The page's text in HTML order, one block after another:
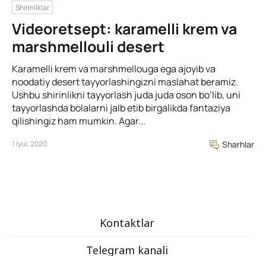
Shirinliklar
Videoretsept: karamelli krem va
marshmellouli desert
Karamelli krem va marshmellouga ega ajoyib va
noodatiy desert tayyorlashingizni maslahat beramiz.
Ushbu shirinlikni tayyorlash juda juda oson bo’lib, uni
tayyorlashda bolalarni jalb etib birgalikda fantaziya
qilishingiz ham mumkin. Agar...
1 Iyul, 2020 Sharhlar
Kontaktlar
Telegram kanali